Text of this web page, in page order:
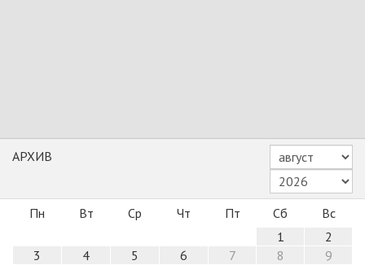
АРХИВ
Пн Вт Ср Чт Пт Сб
Вс
1
2
3
4 5 6 7 8
9